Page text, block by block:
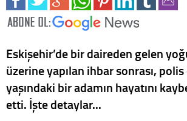
Eskişehir’de bir daireden gelen
üzerine yapılan ihbar sonrası,
yaşındaki bir adamın hayatını
etti. İşte detaylar...